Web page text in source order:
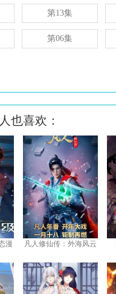
第13集
第06集
也喜欢：
漫
凡人修仙传：外海风云